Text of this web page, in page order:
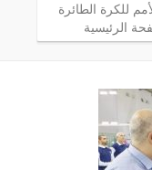
للكرة الطائرة
الرئيسية